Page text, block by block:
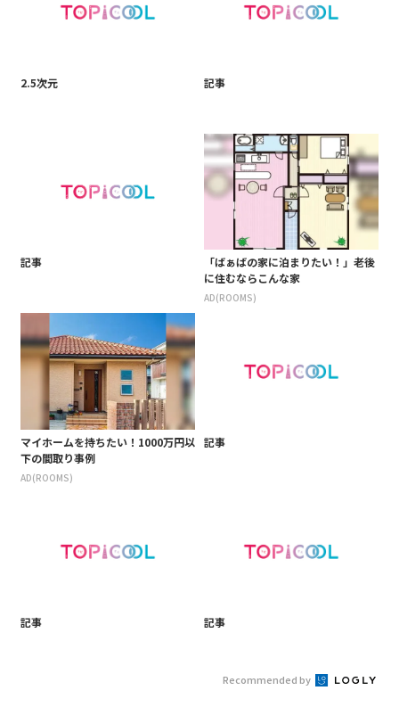
2.5次元 記事
記事
「ばぁばの家に泊まりたい！」老後
に住むならこんな家
AD(ROOMS)
マイホームを持ちたい！1000万円以
下の間取り事例
AD(ROOMS)
記事
記事 記事
Recommended by